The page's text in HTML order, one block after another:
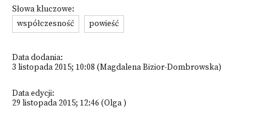
Słowa kluczowe:
współczesność
powieść
Data dodania:
3 listopada 2015; 10:08 (Magdalena Bizior-Dombrowska)
Data edycji:
29 listopada 2015; 12:46 (Olga )